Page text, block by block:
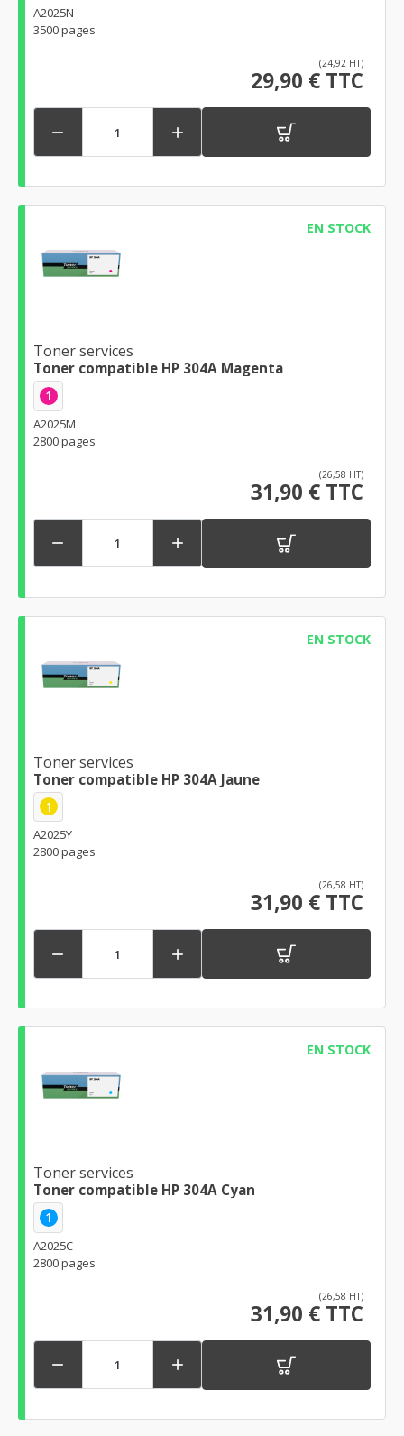
A2025N
3500 pages
(24,92 HT)
29,90 € TTC
 
EN STOCK
Toner services
Toner compatible HP 304A Magenta
1
A2025M
2800 pages
(26,58 HT)
31,90 € TTC
 
EN STOCK
Toner services
Toner compatible HP 304A Jaune
1
A2025Y
2800 pages
(26,58 HT)
31,90 € TTC
 
EN STOCK
Toner services
Toner compatible HP 304A Cyan
1
A2025C
2800 pages
(26,58 HT)
31,90 € TTC
 